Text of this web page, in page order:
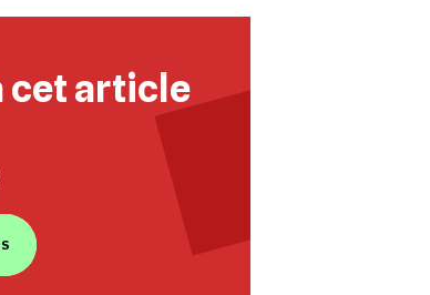
cet article